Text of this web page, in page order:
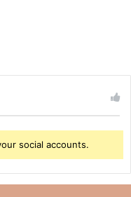
social accounts.